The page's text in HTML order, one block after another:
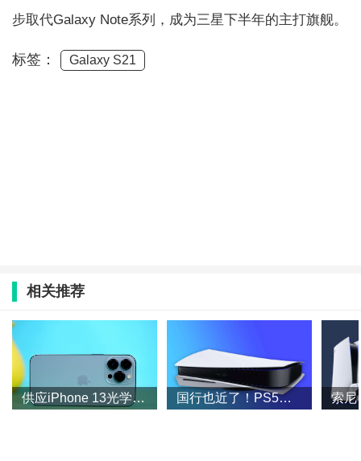
步取代Galaxy Note系列，成为三星下半年的主打旗舰。
标签： Galaxy S21
相关推荐
供应iPhone 13光学镜头？欧菲光回应：已被苹果终止采购和订单合作 国行也近了！PS5港版售价公布：2780元起